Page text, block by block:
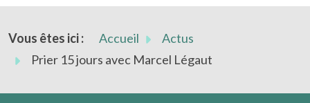
Vous êtes ici : Accueil
Actus
Prier 15 jours avec Marcel Légaut